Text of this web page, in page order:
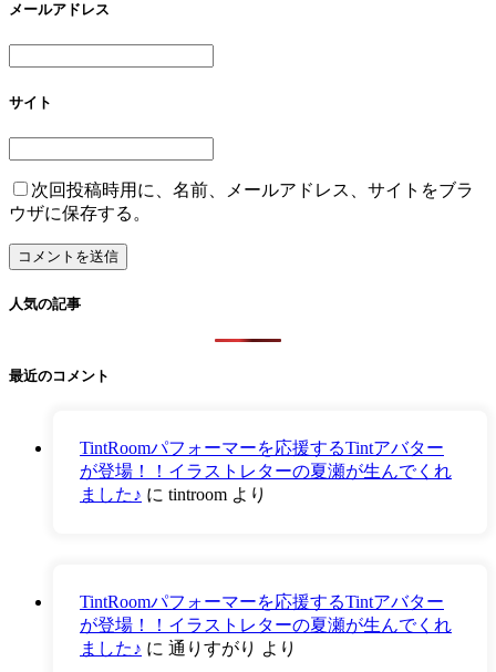
メールアドレス
サイト
次回投稿時用に、名前、メールアドレス、サイトをブラ
ウザに保存する。
人気の記事
最近のコメント
TintRoomパフォーマーを応援するTintアバター
が登場！！イラストレターの夏瀬が生んでくれ
ました♪ に tintroom より
TintRoomパフォーマーを応援するTintアバター
が登場！！イラストレターの夏瀬が生んでくれ
ました♪ に 通りすがり より